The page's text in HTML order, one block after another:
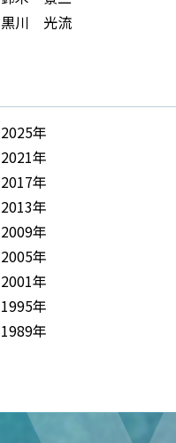
黒川 光流
2025年
2021年
2017年
2013年
2009年
2005年
2001年
1995年
1989年